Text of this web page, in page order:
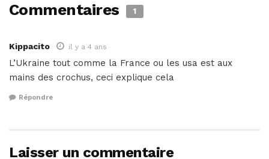
Commentaires 1
Kippacito il y a 4 ans
L’Ukraine tout comme la France ou les usa est aux
mains des crochus, ceci explique cela
Répondre
Laisser un commentaire